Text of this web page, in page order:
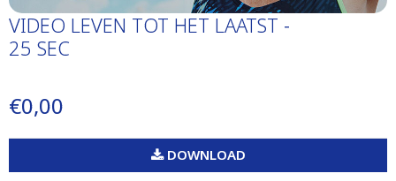
VIDEO LEVEN TOT HET LAATST -
25 SEC
€0,00
DOWNLOAD